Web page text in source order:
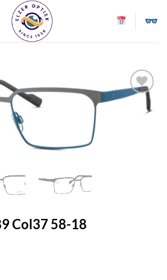
Toevoegen
Col37 58-18